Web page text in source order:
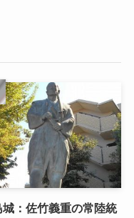
城：佐竹義重の常陸統